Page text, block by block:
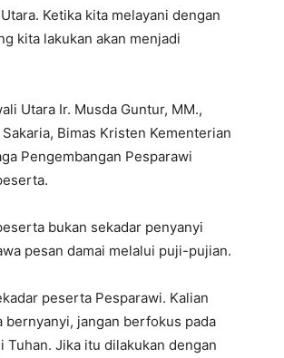
Ketika kita melayani dengan
kita lakukan akan menjadi
Utara Ir. Musda Guntur, MM.,
Bimas Kristen Kementerian
Pengembangan Pesparawi
bukan sekadar penyanyi
pesan damai melalui puji-pujian.
peserta Pesparawi. Kalian
jangan berfokus pada
Jika itu dilakukan dengan